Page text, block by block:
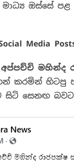
මාධ්‍ය ඔස්සේ
Media
මහින්ද
කරමින් හිටපු
සිටි සෙනඟ